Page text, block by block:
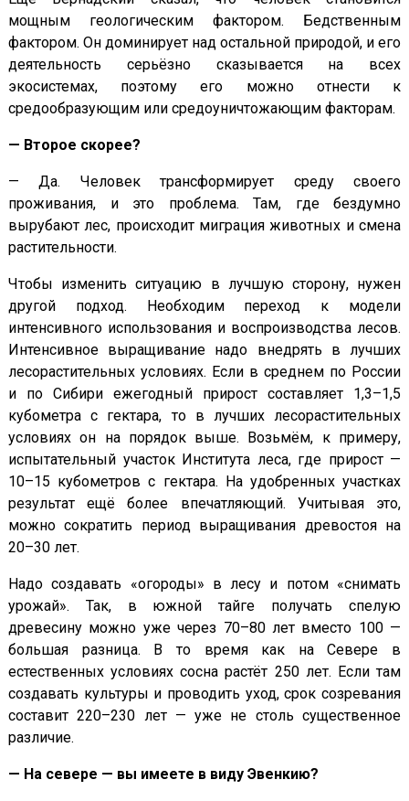
мощным геологическим фактором. Бедственным
фактором. Он доминирует над остальной природой, и его
деятельность серьёзно сказывается на всех
экосистемах, поэтому его можно отнести к
средообразующим или средоуничтожающим факторам.
— Второе скорее?
— Да. Человек трансформирует среду своего
проживания, и это проблема. Там, где бездумно
вырубают лес, происходит миграция животных и смена
растительности.
Чтобы изменить ситуацию в лучшую сторону, нужен
другой подход. Необходим переход к модели
интенсивного использования и воспроизводства лесов.
Интенсивное выращивание надо внедрять в лучших
лесорастительных условиях. Если в среднем по России
и по Сибири ежегодный прирост составляет 1,3–1,5
кубометра с гектара, то в лучших лесорастительных
условиях он на порядок выше. Возьмём, к примеру,
испытательный участок Института леса, где прирост —
10–15 кубометров с гектара. На удобренных участках
результат ещё более впечатляющий. Учитывая это,
можно сократить период выращивания древостоя на
20–30 лет.
Надо создавать «огороды» в лесу и потом «снимать
урожай». Так, в южной тайге получать спелую
древесину можно уже через 70–80 лет вместо 100 —
большая разница. В то время как на Севере в
естественных условиях сосна растёт 250 лет. Если там
создавать культуры и проводить уход, срок созревания
составит 220–230 лет — уже не столь существенное
различие.
— На севере — вы имеете в виду Эвенкию?